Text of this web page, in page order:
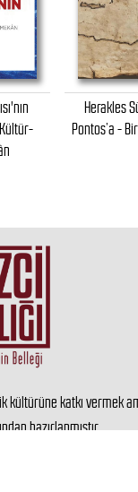
Herakles
Pontos’a -
kültürüne katkı vermek
hazırlanmıştır.